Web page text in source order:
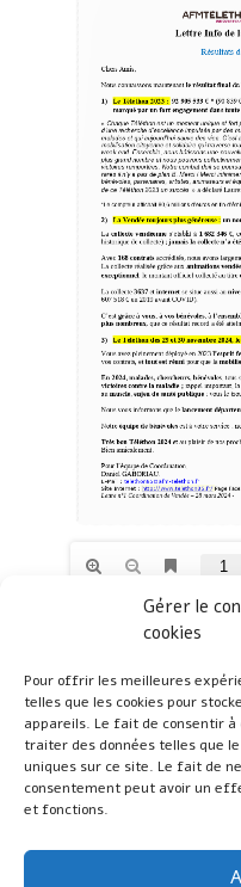
Gérer le
cookies
Pour offrir les meilleures
telles que les cookies pour
appareils. Le fait de consentir
traiter des données telles que
uniques sur ce site. Le fait de
consentement peut avoir un
et fonctions.
Coordination
Sur